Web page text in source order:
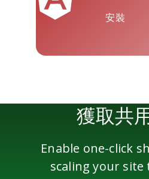
安裝
獲取共
Enable one-click
scaling your